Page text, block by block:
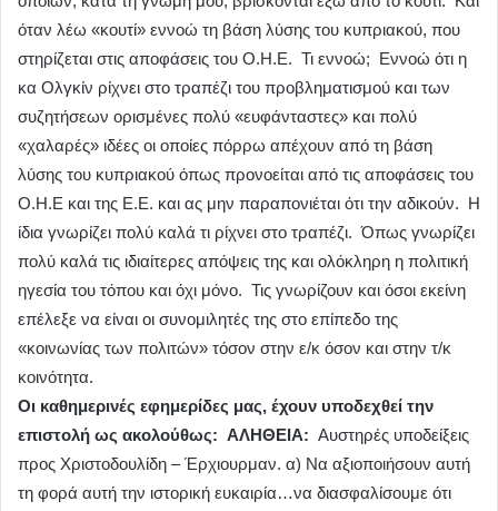
όταν λέω «κουτί» εννοώ τη βάση λύσης του κυπριακού, που
στηρίζεται στις αποφάσεις του Ο.Η.Ε. Τι εννοώ; Εννοώ ότι η
κα Ολγκίν ρίχνει στο τραπέζι του προβληματισμού και των
συζητήσεων ορισμένες πολύ «ευφάνταστες» και πολύ
«χαλαρές» ιδέες οι οποίες πόρρω απέχουν από τη βάση
λύσης του κυπριακού όπως προνοείται από τις αποφάσεις του
Ο.Η.Ε και της Ε.Ε. και ας μην παραπονιέται ότι την αδικούν. Η
ίδια γνωρίζει πολύ καλά τι ρίχνει στο τραπέζι. Όπως γνωρίζει
πολύ καλά τις ιδιαίτερες απόψεις της και ολόκληρη η πολιτική
ηγεσία του τόπου και όχι μόνο. Τις γνωρίζουν και όσοι εκείνη
επέλεξε να είναι οι συνομιλητές της στο επίπεδο της
«κοινωνίας των πολιτών» τόσον στην ε/κ όσον και στην τ/κ
κοινότητα.
Οι καθημερινές εφημερίδες μας, έχουν υποδεχθεί την
επιστολή ως ακολούθως: ΑΛΗΘΕΙΑ: Αυστηρές υποδείξεις
προς Χριστοδουλίδη – Έρχιουρμαν. α) Να αξιοποιήσουν αυτή
τη φορά αυτή την ιστορική ευκαιρία…να διασφαλίσουμε ότι